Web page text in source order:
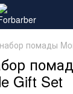
помады
Gift Set